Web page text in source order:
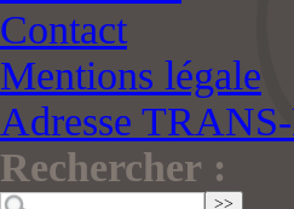
Contact
Mentions légale
Adresse
Rechercher :